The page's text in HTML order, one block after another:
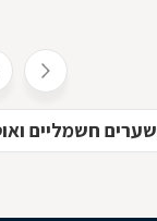
שערים חשמליים